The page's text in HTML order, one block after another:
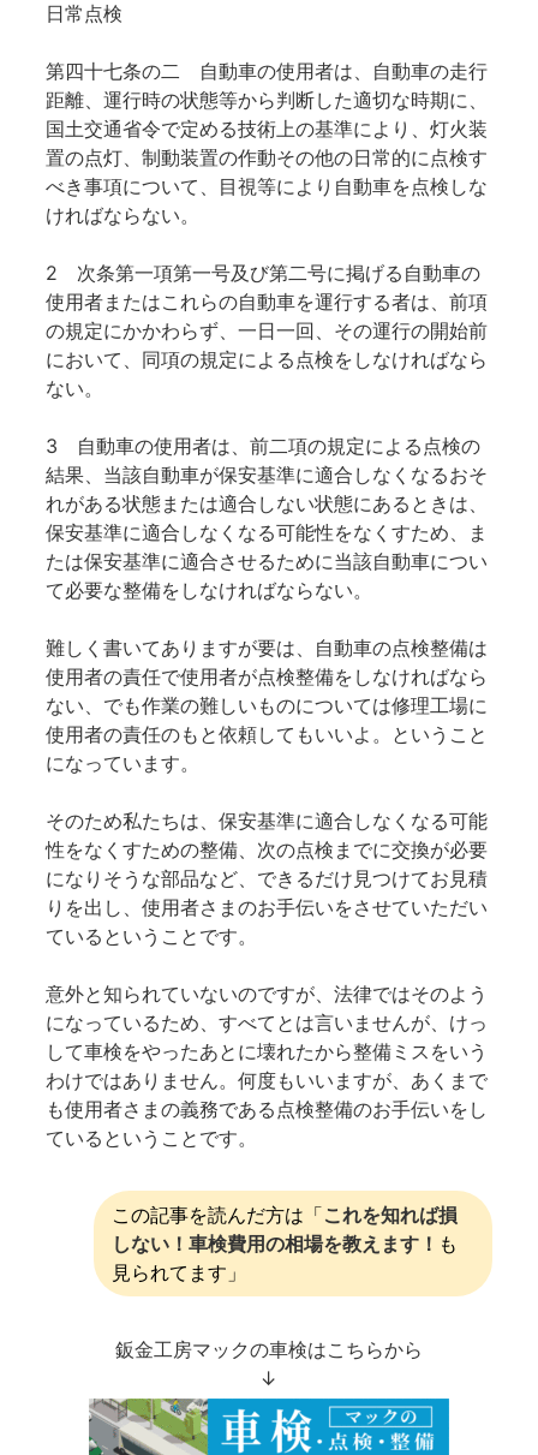
日常点検
第四十七条の二 自動車の使用者は、自動車の走行
距離、運行時の状態等から判断した適切な時期に、
国土交通省令で定める技術上の基準により、灯火装
置の点灯、制動装置の作動その他の日常的に点検す
べき事項について、目視等により自動車を点検しな
ければならない。
2 次条第一項第一号及び第二号に掲げる自動車の
使用者またはこれらの自動車を運行する者は、前項
の規定にかかわらず、一日一回、その運行の開始前
において、同項の規定による点検をしなければなら
ない。
3 自動車の使用者は、前二項の規定による点検の
結果、当該自動車が保安基準に適合しなくなるおそ
れがある状態または適合しない状態にあるときは、
保安基準に適合しなくなる可能性をなくすため、ま
たは保安基準に適合させるために当該自動車につい
て必要な整備をしなければならない。
難しく書いてありますが要は、自動車の点検整備は
使用者の責任で使用者が点検整備をしなければなら
ない、でも作業の難しいものについては修理工場に
使用者の責任のもと依頼してもいいよ。ということ
になっています。
そのため私たちは、保安基準に適合しなくなる可能
性をなくすための整備、次の点検までに交換が必要
になりそうな部品など、できるだけ見つけてお見積
りを出し、使用者さまのお手伝いをさせていただい
ているということです。
意外と知られていないのですが、法律ではそのよう
になっているため、すべてとは言いませんが、けっ
して車検をやったあとに壊れたから整備ミスをいう
わけではありません。何度もいいますが、あくまで
も使用者さまの義務である点検整備のお手伝いをし
ているということです。
この記事を読んだ方は「これを知れば損
しない！車検費用の相場を教えます！ も
見られてます」
鈑金工房マックの車検はこちらから
↓